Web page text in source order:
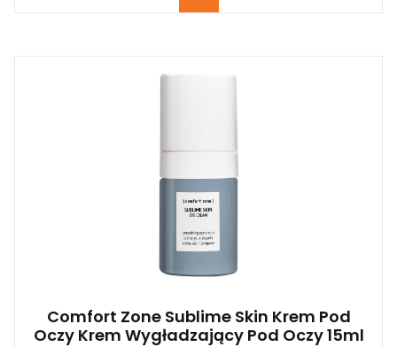
Comfort Zone Sublime Skin Krem Pod
Oczy Krem Wygładzający Pod Oczy 15ml